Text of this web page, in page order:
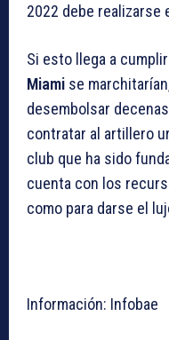
2022 debe realizarse
Si esto llega a
Miami se
desembolsar
contratar al artillero
club que ha sido
cuenta con los
como para darse el
Información: Infobae